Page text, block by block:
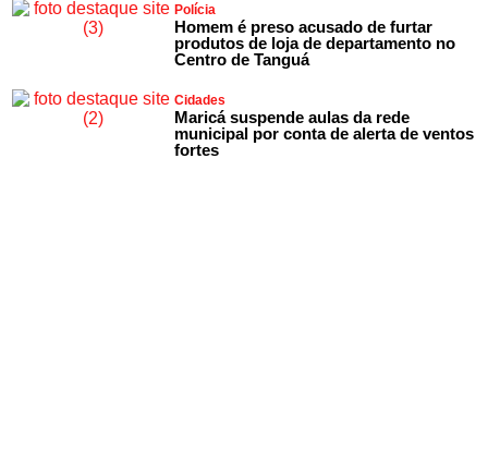
Polícia
Homem é preso acusado de furtar
produtos de loja de departamento no
Centro de Tanguá
Cidades
Maricá suspende aulas da rede
municipal por conta de alerta de ventos
fortes